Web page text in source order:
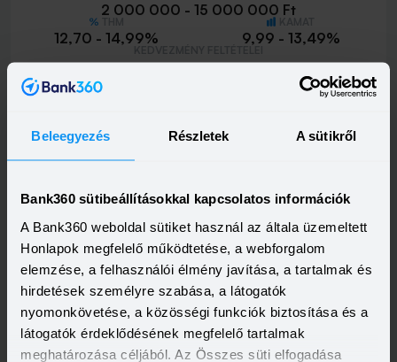
Beleegyezés Részletek A sütikről
Bank360 sütibeállításokkal kapcsolatos információk
A Bank360 weboldal sütiket használ az általa üzemeltett
Honlapok megfelelő működtetése, a webforgalom
elemzése, a felhasználói élmény javítása, a tartalmak és
hirdetések személyre szabása, a látogatók
nyomonkövetése, a közösségi funkciók biztosítása és a
látogatók érdeklődésének megfelelő tartalmak
meghatározása céljából. Az Összes süti elfogadása
2 000 000 - 15 000 000 Ft
12,70 - 14,99% 9,99 - 13,49%
Minimum munkaviszony:
6 hónap
Visszahívást szeretnék